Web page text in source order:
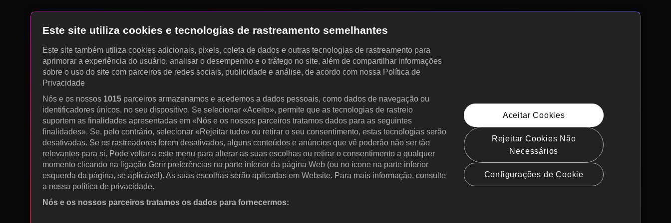
Este site utiliza cookies e tecnologias de rastreamento semelhantes
Este site também utiliza cookies adicionais, pixels, coleta de dados e outras tecnologias de rastreamento para
aprimorar a experiência do usuário, analisar o desempenho e o tráfego no site, além de compartilhar informações
sobre o uso do site com parceiros de redes sociais, publicidade e análise, de acordo com nossa Política de
Privacidade
Nós e os nossos 1015 parceiros armazenamos e acedemos a dados pessoais, como dados de navegação ou
identificadores únicos, no seu dispositivo. Se selecionar «Aceito», permite que as tecnologias de rastreio
suportem as finalidades apresentadas em «Nós e os nossos parceiros tratamos dados para as seguintes
finalidades». Se, pelo contrário, selecionar «Rejeitar tudo» ou retirar o seu consentimento, estas tecnologias serão
desativadas. Se os rastreadores forem desativados, alguns conteúdos e anúncios que vê poderão não ser tão
relevantes para si. Pode voltar a este menu para alterar as suas escolhas ou retirar o consentimento a qualquer
momento clicando na ligação Gerir preferências na parte inferior da página Web (ou no ícone na parte inferior
esquerda da página, se aplicável). As suas escolhas serão aplicadas em Website. Para mais informação, consulte
a nossa política de privacidade.
Nós e os nossos parceiros tratamos os dados para fornecermos:
Aceitar Cookies
Rejeitar Cookies Não
Necessários
Configurações de Cookie